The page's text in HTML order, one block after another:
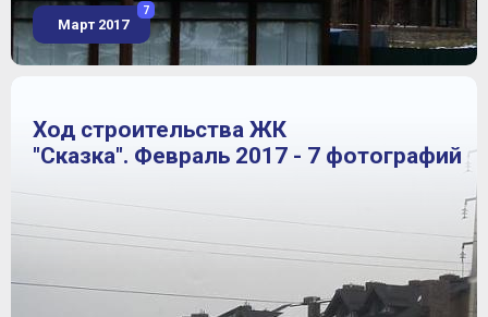
Март 2017
7
Ход строительства ЖК
"Сказка". Февраль 2017 - 7 фотографий